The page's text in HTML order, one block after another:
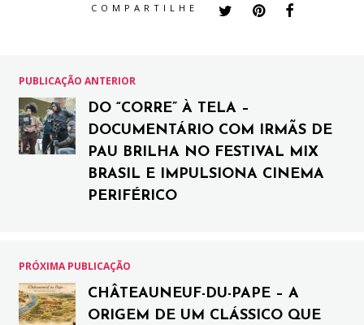
COMPARTILHE
PUBLICAÇÃO ANTERIOR
DO “CORRE” À TELA –
DOCUMENTÁRIO COM IRMÃS DE
PAU BRILHA NO FESTIVAL MIX
BRASIL E IMPULSIONA CINEMA
PERIFÉRICO
PRÓXIMA PUBLICAÇÃO
CHÂTEAUNEUF-DU-PAPE – A
ORIGEM DE UM CLÁSSICO QUE